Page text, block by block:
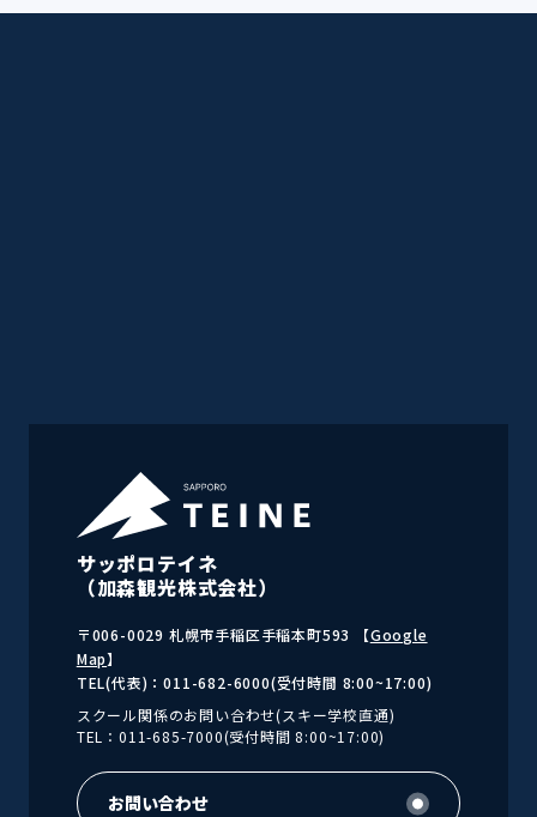
サッポロテイネ
（加森観光株式会社）
〒006-0029 札幌市手稲区手稲本町593 【Google
Map】
TEL(代表)：011-682-6000(受付時間 8:00~17:00)
スクール関係のお問い合わせ(スキー学校直通)
TEL：011-685-7000(受付時間 8:00~17:00)
お問い合わせ